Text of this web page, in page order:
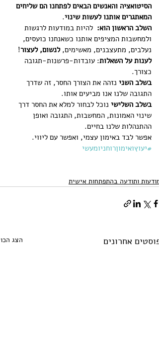
הסיטואציה והאנשים הבאים לפתחנו הם שליחים
המאתגרים אותנו לעשות שינוי.
השלב הראשון הוא:
  להיות במודעות לרגשות
ולמחשבות המציפים אותנו כשאנחנו כועסים,
נעלבים, מתעצבנים, מאשימים, לנשום, לעצור!
לענות על השאלות: עובדות-פרשנות-תגובה
כצורך.
בשלב השני נזהה את הצורך החסר, זה שדרך
התגובה שלנו אנו מביעים אותו.
בשלב השלישי נוכל לבחור למלא את החסר דרך
שינוי האמונות, המחשבות, התגובה ואופן
ההתנהלות שלנו בחיים.
אפשר לבד באימון עצמי, ואפשר עם ליווי.
#יעוץואימוןרוחניומעשי
מודעות ותודעה בהתפתחות אישית
פוסטים אחרונים הצג